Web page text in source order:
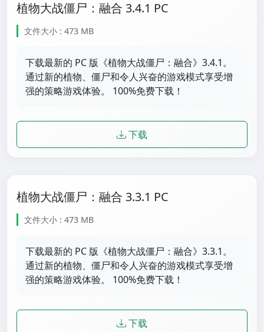
植物大战僵尸：融合 3.4.1 PC
文件大小 : 473 MB
下载最新的 PC 版《植物大战僵尸：融合》3.4.1。
通过新的植物、僵尸和令人兴奋的游戏模式享受增
强的策略游戏体验。 100%免费下载！
下载
植物大战僵尸：融合 3.3.1 PC
文件大小 : 473 MB
下载最新的 PC 版《植物大战僵尸：融合》3.3.1。
通过新的植物、僵尸和令人兴奋的游戏模式享受增
强的策略游戏体验。 100%免费下载！
下载